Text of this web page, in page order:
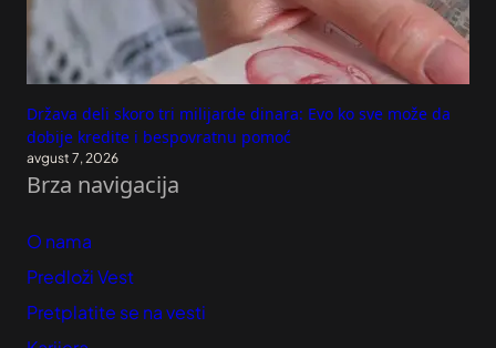
Država deli skoro tri milijarde dinara: Evo ko sve može da
dobije kredite i bespovratnu pomoć
avgust 7, 2026
Brza navigacija
O nama
Predloži Vest
Pretplatite se na vesti